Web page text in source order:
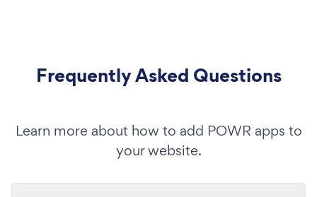
Frequently Asked Questions
Learn more about how to add POWR apps to
your website.